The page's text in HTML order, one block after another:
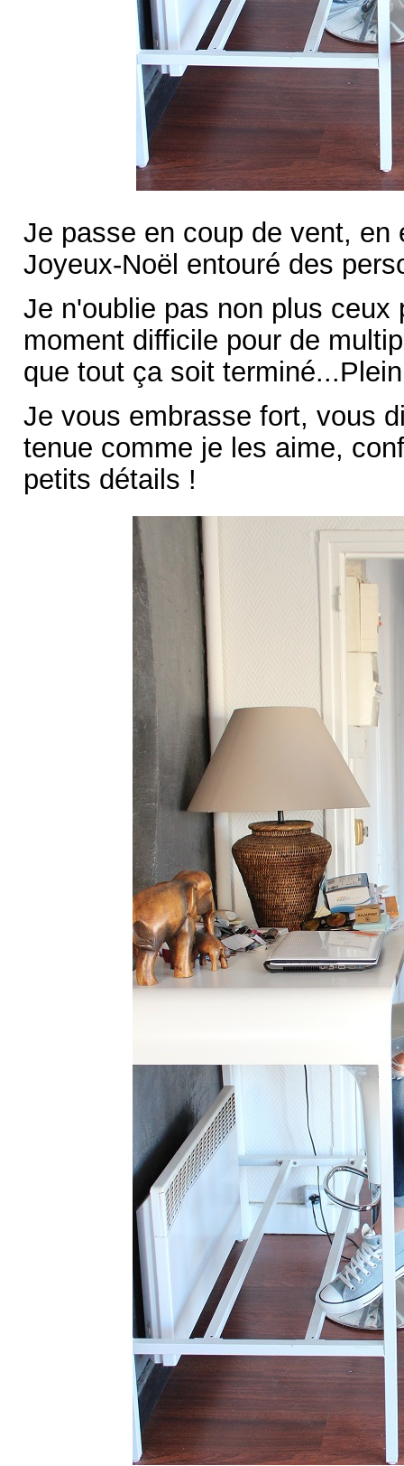
Je passe en coup de vent,
Joyeux-Noël entouré des
Je n'oublie pas non plus
moment difficile pour de
que tout ça soit
Je vous embrasse fort, vous
tenue comme je les aime,
petits détails !